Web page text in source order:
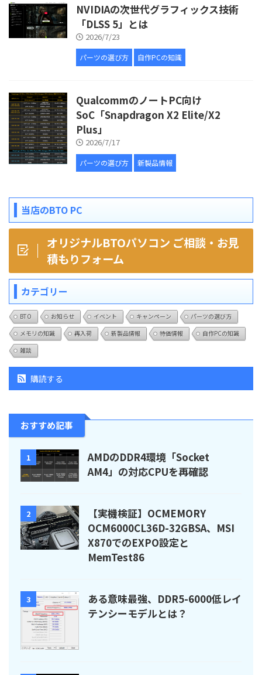
NVIDIAの次世代グラフィックス技術
「DLSS 5」とは
2026/7/23
パーツの選び方 自作PCの知識
QualcommのノートPC向け
SoC「Snapdragon X2 Elite/X2
Plus」
2026/7/17
パーツの選び方 新製品情報
当店のBTO PC
オリジナルBTOパソコン ご相談・お見
積もりフォーム
カテゴリー
BTO お知らせ イベント キャンペーン
パーツの選び方
メモリの知識
再入荷 新製品情報 特価情報
自作PCの知識
雑談
購読する
おすすめ記事
1
AMDのDDR4環境「Socket
AM4」の対応CPUを再確認
2
【実機検証】OCMEMORY
OCM6000CL36D-32GBSA、MSI
X870でのEXPO設定と
MemTest86
3
ある意味最強、DDR5-6000低レイ
テンシーモデルとは？